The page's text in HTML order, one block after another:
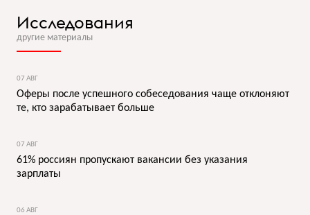
Исследования
другие материалы
07 АВГ
Оферы после успешного собеседования чаще отклоняют
те, кто зарабатывает больше
07 АВГ
61% россиян пропускают вакансии без указания
зарплаты
06 АВГ